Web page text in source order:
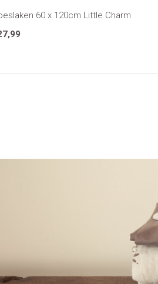
60 x 120cm Little Charm